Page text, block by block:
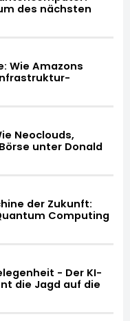
des nächsten
Wie Amazons
Neoclouds,
unter Donald
der Zukunft:
Computing
- Der KI-
die Jagd auf die